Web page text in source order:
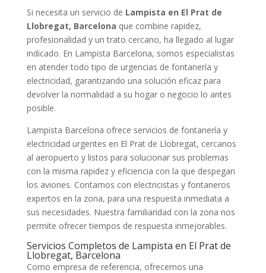
Si necesita un servicio de Lampista en El Prat de
Llobregat, Barcelona que combine rapidez,
profesionalidad y un trato cercano, ha llegado al lugar
indicado. En Lampista Barcelona, somos especialistas
en atender todo tipo de urgencias de fontanería y
electricidad, garantizando una solución eficaz para
devolver la normalidad a su hogar o negocio lo antes
posible.
Lampista Barcelona ofrece servicios de fontanería y
electricidad urgentes en El Prat de Llobregat, cercanos
al aeropuerto y listos para solucionar sus problemas
con la misma rapidez y eficiencia con la que despegan
los aviones. Contamos con electricistas y fontaneros
expertos en la zona, para una respuesta inmediata a
sus necesidades. Nuestra familiaridad con la zona nos
permite ofrecer tiempos de respuesta inmejorables.
Servicios Completos de Lampista en El Prat de
Llobregat, Barcelona
Como empresa de referencia, ofrecemos una